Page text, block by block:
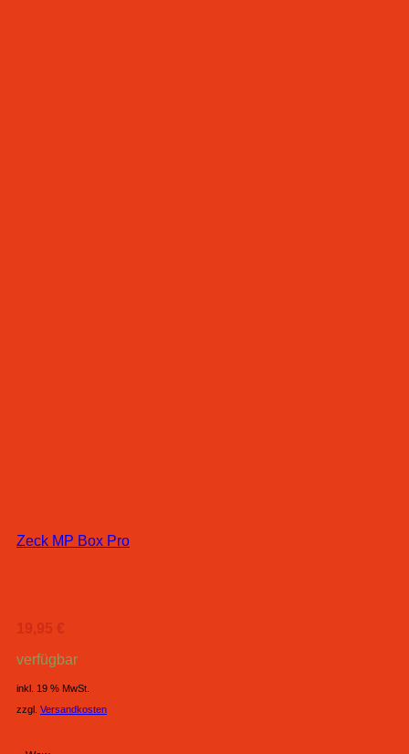
Zeck MP Box Pro
19,95 €
verfügbar
inkl. 19 % MwSt.
zzgl. Versandkosten